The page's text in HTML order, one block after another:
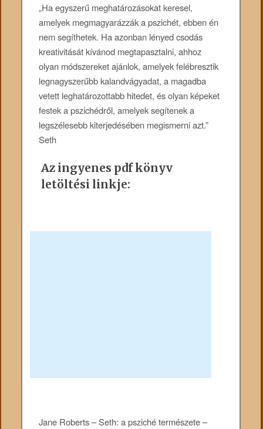
„Ha egyszerű meghatározásokat keresel,
amelyek megmagyarázzák a pszichét, ebben én
nem segíthetek. Ha azonban lényed csodás
kreativitását kívánod megtapasztalni, ahhoz
olyan módszereket ajánlok, amelyek felébresztik
legnagyszerűbb kalandvágyadat, a magadba
vetett leghatározottabb hitedet, és olyan képeket
festek a pszichédről, amelyek segítenek a
legszélesebb kiterjedésében megismerni azt.”
Seth
Az ingyenes pdf könyv
letöltési linkje:
Jane Roberts – Seth: a psziché természete –